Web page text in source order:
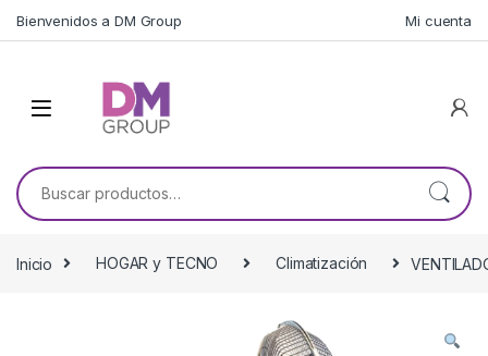
Bienvenidos a DM Group Mi cuenta
Buscar por:
Inicio HOGAR y TECNO Climatización